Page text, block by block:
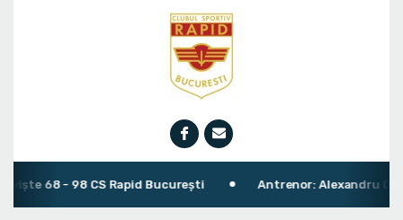
68 - 98 CS Rapid București Antrenor: Alexandru